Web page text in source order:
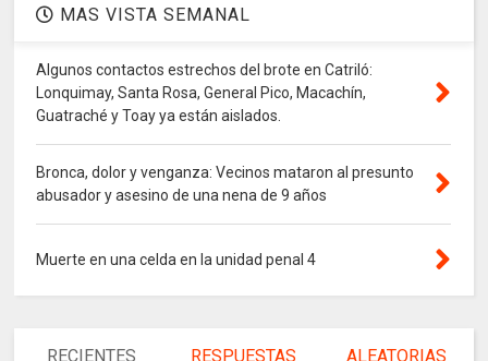
MAS VISTA SEMANAL
Algunos contactos estrechos del brote en Catriló:
Lonquimay, Santa Rosa, General Pico, Macachín,
Guatraché y Toay ya están aislados.
Bronca, dolor y venganza: Vecinos mataron al presunto
abusador y asesino de una nena de 9 años
Muerte en una celda en la unidad penal 4
RECIENTES RESPUESTAS ALEATORIAS